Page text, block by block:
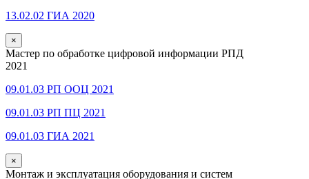
13.02.02 ГИА 2020
×
Мастер по обработке цифровой информации РПД
2021
09.01.03 РП ООЦ 2021
09.01.03 РП ПЦ 2021
09.01.03 ГИА 2021
×
Монтаж и эксплуатация оборудования и систем